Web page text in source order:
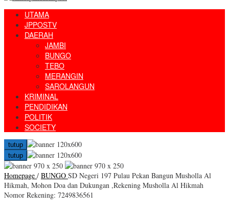
UTAMA
JPPOSTV
DAERAH
JAMBI
BUNGO
TEBO
MERANGIN
SAROLANGUN
KRIMINAL
PENDIDIKAN
POLITIK
SOCIETY
tutup
tutup
Homepage / BUNGO SD Negeri 197 Pulau Pekan Bangun Musholla Al
Hikmah, Mohon Doa dan Dukungan ,Rekening Musholla Al Hikmah
Nomor Rekening: 7249836561